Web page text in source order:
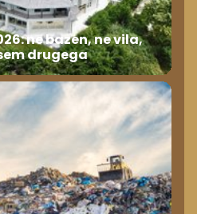
ne bazen, ne vila,
drugega